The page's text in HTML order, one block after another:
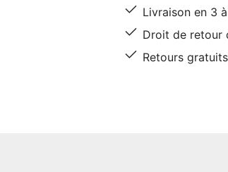
Livraison en 3
Droit de retour
Retours